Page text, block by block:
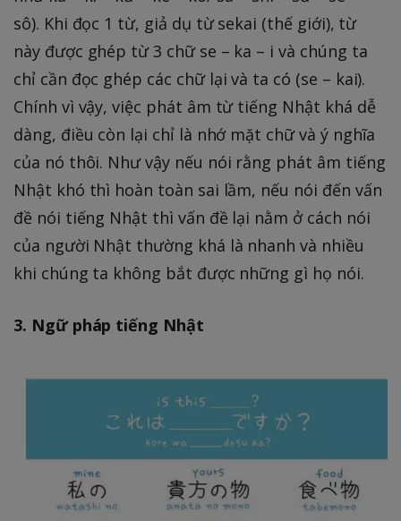
sô). Khi đọc 1 từ, giả dụ từ sekai (thế giới), từ
này được ghép từ 3 chữ se – ka – i và chúng ta
chỉ cần đọc ghép các chữ lại và ta có (se – kai).
Chính vì vậy, việc phát âm từ tiếng Nhật khá dễ
dàng, điều còn lại chỉ là nhớ mặt chữ và ý nghĩa
của nó thôi. Như vậy nếu nói rằng phát âm tiếng
Nhật khó thì hoàn toàn sai lầm, nếu nói đến vấn
đề nói tiếng Nhật thì vấn đề lại nằm ở cách nói
của người Nhật thường khá là nhanh và nhiều
khi chúng ta không bắt được những gì họ nói.
3. Ngữ pháp tiếng Nhật